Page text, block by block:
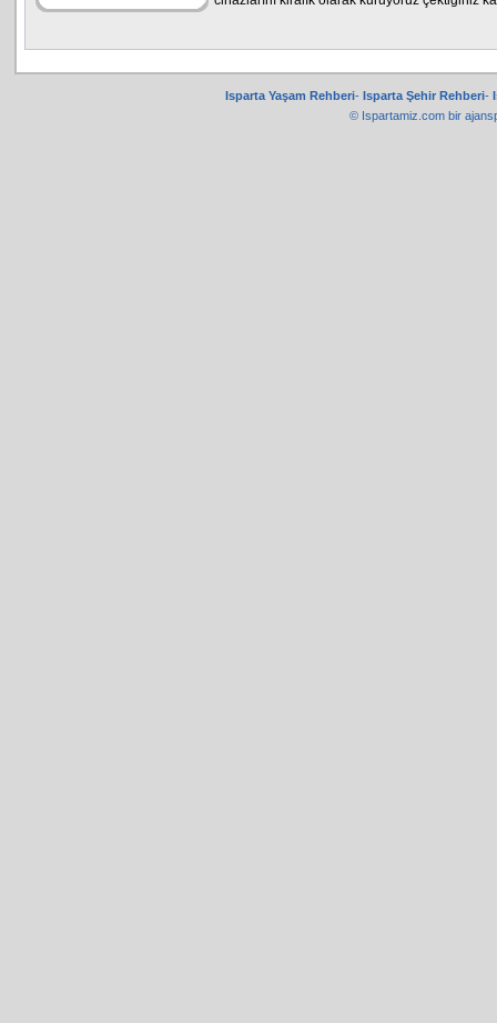
Isparta Yaşam Rehberi- Isparta Şehir Rehberi-
© Ispartamiz.com bir